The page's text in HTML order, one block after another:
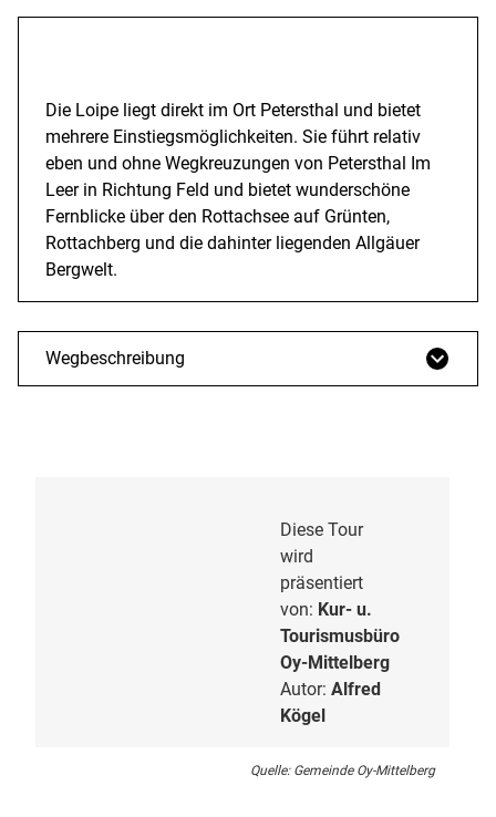
Die Loipe liegt direkt im Ort Petersthal und bietet
mehrere Einstiegsmöglichkeiten. Sie führt relativ
eben und ohne Wegkreuzungen von Petersthal Im
Leer in Richtung Feld und bietet wunderschöne
Fernblicke über den Rottachsee auf Grünten,
Rottachberg und die dahinter liegenden Allgäuer
Bergwelt.
Wegbeschreibung
Diese Tour
wird
präsentiert
von: Kur- u.
Tourismusbüro
Oy-Mittelberg
Autor:Alfred
Kögel
Quelle: Gemeinde Oy-Mittelberg